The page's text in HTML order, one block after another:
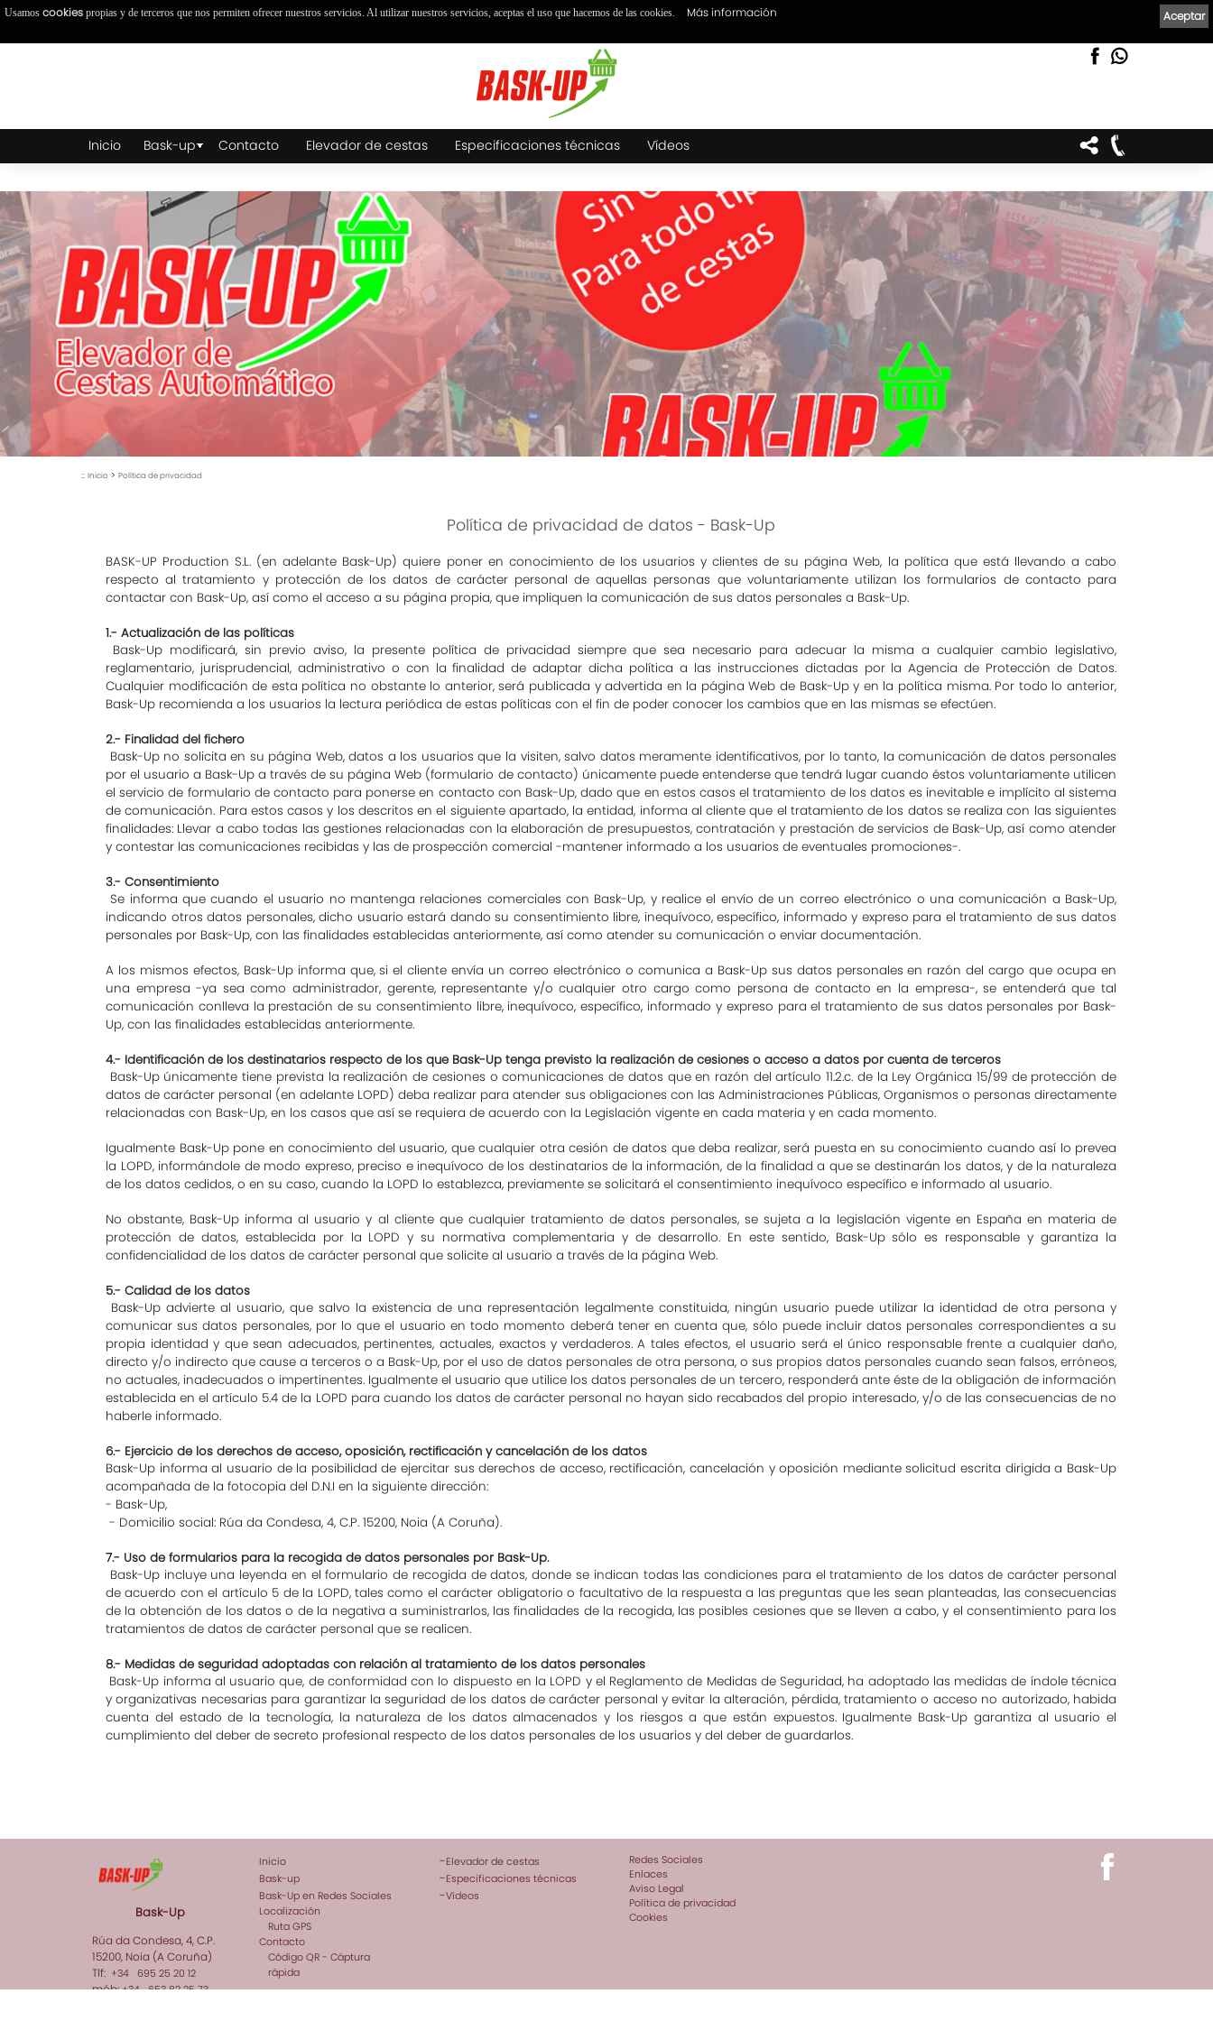
Inicio Bask-up Contacto Elevador de cestas Especificaciones técnicas Vídeos
:: Inicio > Política de privacidad
Política de privacidad de datos - Bask-Up
BASK-UP Production S.L. (en adelante Bask-Up) quiere poner en conocimiento de los usuarios y clientes de su página Web, la política que está llevando a cabo
respecto al tratamiento y protección de los datos de carácter personal de aquellas personas que voluntariamente utilizan los formularios de contacto para
contactar con Bask-Up, así como el acceso a su página propia, que impliquen la comunicación de sus datos personales a Bask-Up.
1.- Actualización de las políticas
Bask-Up modificará, sin previo aviso, la presente política de privacidad siempre que sea necesario para adecuar la misma a cualquier cambio legislativo,
reglamentario, jurisprudencial, administrativo o con la finalidad de adaptar dicha política a las instrucciones dictadas por la Agencia de Protección de Datos.
Cualquier modificación de esta política no obstante lo anterior, será publicada y advertida en la página Web de Bask-Up y en la política misma. Por todo lo anterior,
Bask-Up recomienda a los usuarios la lectura periódica de estas políticas con el fin de poder conocer los cambios que en las mismas se efectúen.
2.- Finalidad del fichero
Bask-Up no solicita en su página Web, datos a los usuarios que la visiten, salvo datos meramente identificativos, por lo tanto, la comunicación de datos personales
por el usuario a Bask-Up a través de su página Web (formulario de contacto) únicamente puede entenderse que tendrá lugar cuando éstos voluntariamente utilicen
el servicio de formulario de contacto para ponerse en contacto con Bask-Up, dado que en estos casos el tratamiento de los datos es inevitable e implícito al sistema
de comunicación. Para estos casos y los descritos en el siguiente apartado, la entidad, informa al cliente que el tratamiento de los datos se realiza con las siguientes
finalidades: Llevar a cabo todas las gestiones relacionadas con la elaboración de presupuestos, contratación y prestación de servicios de Bask-Up, así como atender
y contestar las comunicaciones recibidas y las de prospección comercial -mantener informado a los usuarios de eventuales promociones-.
3.- Consentimiento
Se informa que cuando el usuario no mantenga relaciones comerciales con Bask-Up, y realice el envío de un correo electrónico o una comunicación a Bask-Up,
indicando otros datos personales, dicho usuario estará dando su consentimiento libre, inequívoco, específico, informado y expreso para el tratamiento de sus datos
personales por Bask-Up, con las finalidades establecidas anteriormente, así como atender su comunicación o enviar documentación.
A los mismos efectos, Bask-Up informa que, si el cliente envía un correo electrónico o comunica a Bask-Up sus datos personales en razón del cargo que ocupa en
una empresa -ya sea como administrador, gerente, representante y/o cualquier otro cargo como persona de contacto en la empresa-, se entenderá que tal
comunicación conlleva la prestación de su consentimiento libre, inequívoco, específico, informado y expreso para el tratamiento de sus datos personales por Bask-
Up, con las finalidades establecidas anteriormente.
4.- Identificación de los destinatarios respecto de los que Bask-Up tenga previsto la realización de cesiones o acceso a datos por cuenta de terceros
Bask-Up únicamente tiene prevista la realización de cesiones o comunicaciones de datos que en razón del artículo 11.2.c. de la Ley Orgánica 15/99 de protección de
datos de carácter personal (en adelante LOPD) deba realizar para atender sus obligaciones con las Administraciones Públicas, Organismos o personas directamente
relacionadas con Bask-Up, en los casos que así se requiera de acuerdo con la Legislación vigente en cada materia y en cada momento.
Igualmente Bask-Up pone en conocimiento del usuario, que cualquier otra cesión de datos que deba realizar, será puesta en su conocimiento cuando así lo prevea
la LOPD, informándole de modo expreso, preciso e inequívoco de los destinatarios de la información, de la finalidad a que se destinarán los datos, y de la naturaleza
de los datos cedidos, o en su caso, cuando la LOPD lo establezca, previamente se solicitará el consentimiento inequívoco específico e informado al usuario.
No obstante, Bask-Up informa al usuario y al cliente que cualquier tratamiento de datos personales, se sujeta a la legislación vigente en España en materia de
protección de datos, establecida por la LOPD y su normativa complementaria y de desarrollo. En este sentido, Bask-Up sólo es responsable y garantiza la
confidencialidad de los datos de carácter personal que solicite al usuario a través de la página Web.
5.- Calidad de los datos
Bask-Up advierte al usuario, que salvo la existencia de una representación legalmente constituida, ningún usuario puede utilizar la identidad de otra persona y
comunicar sus datos personales, por lo que el usuario en todo momento deberá tener en cuenta que, sólo puede incluir datos personales correspondientes a su
propia identidad y que sean adecuados, pertinentes, actuales, exactos y verdaderos. A tales efectos, el usuario será el único responsable frente a cualquier daño,
directo y/o indirecto que cause a terceros o a Bask-Up, por el uso de datos personales de otra persona, o sus propios datos personales cuando sean falsos, erróneos,
no actuales, inadecuados o impertinentes. Igualmente el usuario que utilice los datos personales de un tercero, responderá ante éste de la obligación de información
establecida en el artículo 5.4 de la LOPD para cuando los datos de carácter personal no hayan sido recabados del propio interesado, y/o de las consecuencias de no
haberle informado.
6.- Ejercicio de los derechos de acceso, oposición, rectificación y cancelación de los datos
Bask-Up informa al usuario de la posibilidad de ejercitar sus derechos de acceso, rectificación, cancelación y oposición mediante solicitud escrita dirigida a Bask-Up
acompañada de la fotocopia del D.N.I en la siguiente dirección:
- Bask-Up,
- Domicilio social: Rúa da Condesa, 4, C.P. 15200, Noia (A Coruña).
7.- Uso de formularios para la recogida de datos personales por Bask-Up.
Bask-Up incluye una leyenda en el formulario de recogida de datos, donde se indican todas las condiciones para el tratamiento de los datos de carácter personal
de acuerdo con el artículo 5 de la LOPD, tales como el carácter obligatorio o facultativo de la respuesta a las preguntas que les sean planteadas, las consecuencias
de la obtención de los datos o de la negativa a suministrarlos, las finalidades de la recogida, las posibles cesiones que se lleven a cabo, y el consentimiento para los
tratamientos de datos de carácter personal que se realicen.
8.- Medidas de seguridad adoptadas con relación al tratamiento de los datos personales
Bask-Up informa al usuario que, de conformidad con lo dispuesto en la LOPD y el Reglamento de Medidas de Seguridad, ha adoptado las medidas de índole técnica
y organizativas necesarias para garantizar la seguridad de los datos de carácter personal y evitar la alteración, pérdida, tratamiento o acceso no autorizado, habida
cuenta del estado de la tecnología, la naturaleza de los datos almacenados y los riesgos a que están expuestos. Igualmente Bask-Up garantiza al usuario el
cumplimiento del deber de secreto profesional respecto de los datos personales de los usuarios y del deber de guardarlos.
Bask-Up
Rúa da Condesa, 4, C.P.
15200, Noia (A Coruña)
Tlf: +34 695 25 20 12
mób:+34 653 82 25 73
Inicio
Bask-up
Bask-Up en Redes Sociales
Localización
Ruta GPS
Contacto
Código QR - Cáptura
rápida
-Elevador de cestas
-Especificaciones técnicas
-Vídeos
Redes Sociales
Enlaces
Aviso Legal
Política de privacidad
Cookies
Aceptar
Usamos cookies propias y de terceros que nos permiten ofrecer nuestros servicios. Al utilizar nuestros servicios, aceptas el uso que hacemos de las cookies. Más información